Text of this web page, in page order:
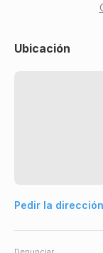
Ubicación
Pedir la